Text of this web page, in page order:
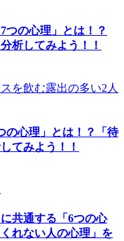
つの心理」とは！？
析してみよう！！
の心理」とは！？「待
てみよう！！
共通する「6つの心
れない人の心理」を